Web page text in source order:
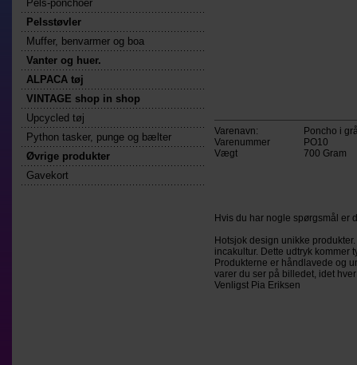
Pels-ponchoer
Pelsstøvler
Muffer, benvarmer og boa
Vanter og huer.
ALPACA tøj
VINTAGE shop in shop
Upcycled tøj
Python tasker, punge og bælter
Øvrige produkter
Gavekort
Varenavn:
Poncho i
Varenummer
PO10
Vægt
700 Gram
Hvis du har nogle spørgsmål er
Hotsjok design unikke
incakultur. Dette udtryk
Produkterne er håndlavede og
varer du ser på billedet, idet
Venligst Pia Eriksen